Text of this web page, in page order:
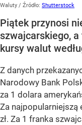
Waluty / Źródło: Shutterstock
Piątek przynosi
szwajcarskiego,
kursy walut
Z danych
Narodowy Bank
za 1 dolara
Za najpopularniejszą
zł. Za 1 franka